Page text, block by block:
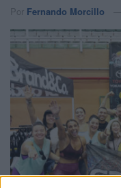
Por Fernando Morcillo